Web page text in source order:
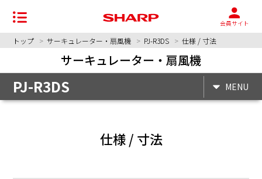
会員サイト
トップ サーキュレーター・扇風機 PJ-R3DS 仕様 / 寸法
サーキュレーター・扇風機
PJ-R3DS MENU
仕様 / 寸法